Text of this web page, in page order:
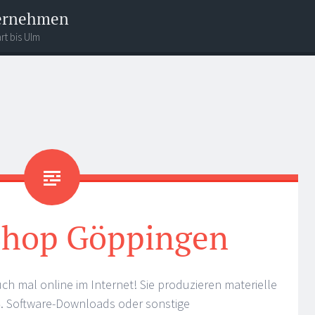
bis Ulm
Göppingen
mal online im Internet! Sie produzieren materielle
Software-Downloads oder sonstige